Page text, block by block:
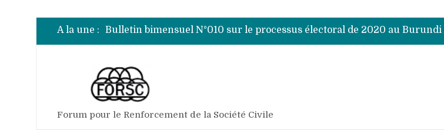
A la une :
Bulletin bimensuel N° 012 sur le processus électoral de 2020 au Burundi
Bulletin bimensuel N°010 sur le processus électoral de 2020 au Burundi
Bulletin bimensuel N°009 sur le processus électoral de 2020 au Burundi
Bulletin bimensuel N°007 sur le processus électoral de 2020 au Burundi
Bulletin bimensuel N° 012 sur le processus électoral de 2020 au Burundi
Forum pour le Renforcement de la Société Civile